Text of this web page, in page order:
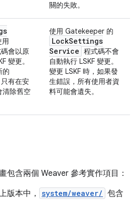
關的失敗。
用
會以原
變更。
的
有在安
清除舊空
使用 Gatekeeper 的
LockSettings
Service 程式碼不會
自動執行 LSKF 變更。
變更 LSKF 時，如果發
生錯誤，所有使用者資
料可能會遺失。
包含兩個 Weaver 參考實作項目：
版本中，
system/weaver/ 包含